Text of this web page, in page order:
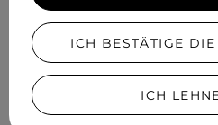
ICH BESTÄTIGE
ICH